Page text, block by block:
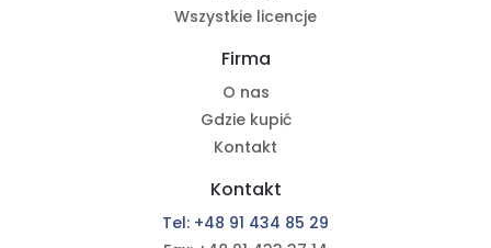
Wszystkie licencje
Firma
O nas
Gdzie kupić
Kontakt
Kontakt
Tel: +48 91 434 85 29